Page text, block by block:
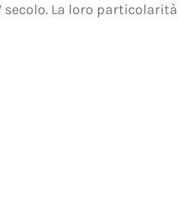
La loro